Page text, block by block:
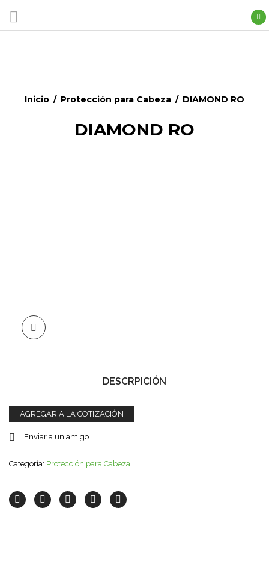
Inicio / Protección para Cabeza / DIAMOND RO
DIAMOND RO
DESCRPICIÓN
AGREGAR A LA COTIZACIÓN
Enviar a un amigo
Categoría: Protección para Cabeza